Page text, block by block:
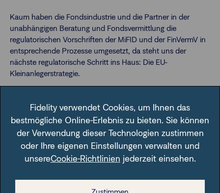
Kaum haben die Fondsindustrie und die Partner in der
unabhängigen Beratung und Fondsvermittlung die
regulatorischen Vorschriften der MiFID und der FinVermV in
entsprechende Prozesse umgesetzt, da steht uns der
nächste regulatorische Schritt ins Haus: Die EU-
Kleinanlegerstrategie.
vieler Praxistipps, was es zu berücksichtigen gilt und wie Sie
die neuen Vergütungssysteme umsetzen können.
Bestehende Kunden entwickeln und gleichzeitig neue
Zielgruppen erschließen – welcher Anlageberater möchte
das nicht? Der Schlüssel hierfür heißt
stellen wir Ihnen in dieser ersten Ausgabe vor.
Fidelity verwendet Cookies, um Ihnen das
bestmögliche Online-Erlebnis zu bieten. Sie können
der Verwendung dieser Technologien zustimmen
oder Ihre eigenen Einstellungen verwalten und
unsereCookie-Richtlinien jederzeit einsehen.